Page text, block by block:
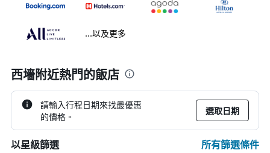
...以及更多
西墻附近熱門的飯店
請輸入行程日期來找最優惠
的價格。
選取日期
以星級篩選 所有篩選條件